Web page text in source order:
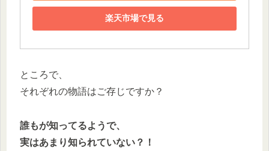
楽天市場で見る
ところで、
それぞれの物語はご存じですか？
誰もが知ってるようで、
実はあまり知られていない？！